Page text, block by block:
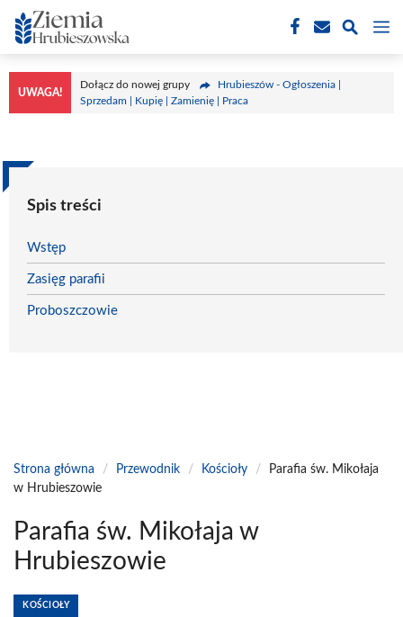
Przejdź
do
treści
UWAGA!
Dołącz do nowej grupy
Hrubieszów - Ogłoszenia |
Sprzedam | Kupię | Zamienię | Praca
Spis treści
Wstęp
Zasięg parafii
Proboszczowie
Strona główna / Przewodnik / Kościoły /
Parafia św. Mikołaja
w Hrubieszowie
Parafia św. Mikołaja w
Hrubieszowie
KOŚCIOŁY